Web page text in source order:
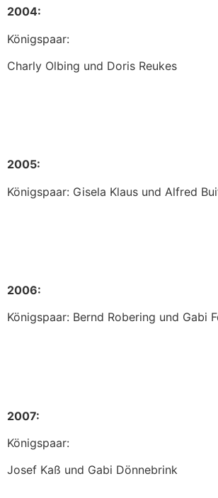
2004:
Königspaar:
Charly Olbing und Doris Reukes
2005:
Königspaar: Gisela Klaus und Alfred
2006:
Königspaar: Bernd Robering und Gabi
2007:
Königspaar:
Josef Kaß und Gabi Dönnebrink